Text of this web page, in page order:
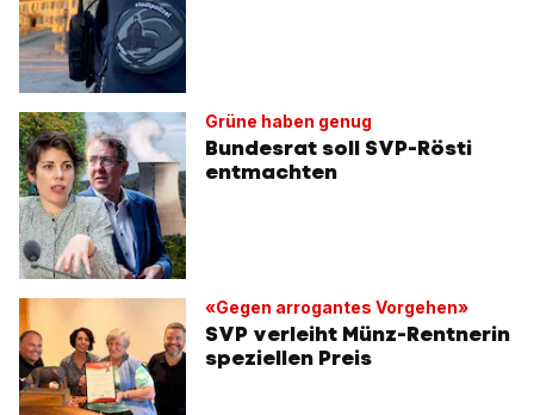
Grüne haben genug
Bundesrat soll SVP-Rösti
entmachten
«Gegen arrogantes Vorgehen»
SVP verleiht Münz-Rentnerin
speziellen Preis